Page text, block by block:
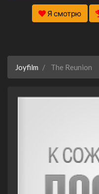
Я смотрю
Joyfilm The Reunion